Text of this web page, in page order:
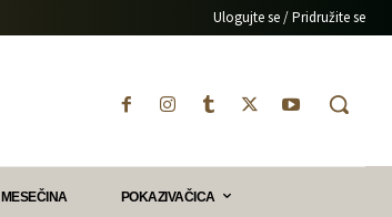
Ulogujte se / Pridružite se
MESEČINA POKAZIVAČICA